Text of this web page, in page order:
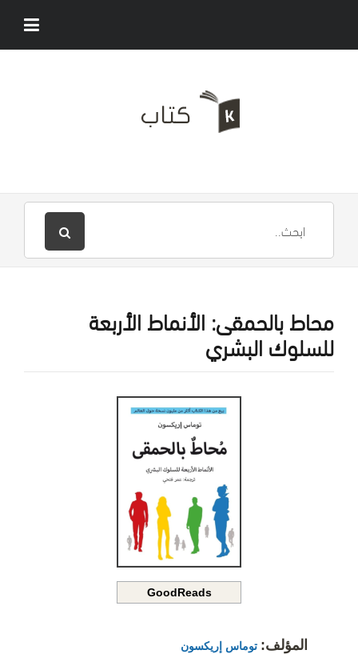
محاط بالحمقى: الأنماط الأربعة
للسلوك البشري
GoodReads
المؤلف: توماس إريكسون